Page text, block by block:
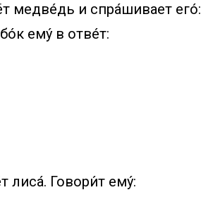
медве́дь и спра́шивает его́:
ему́ в отве́т:
лиса́. Говори́т ему́: